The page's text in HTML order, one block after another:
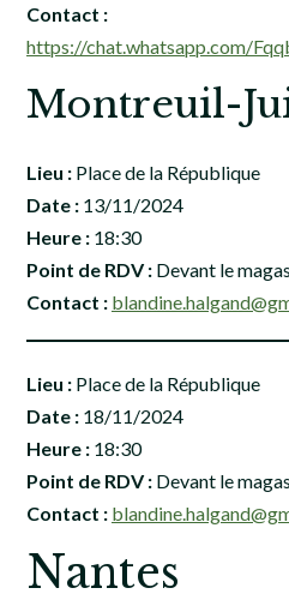
Contact :
https://chat.whatsapp.com/
Montreuil-
Lieu : Place de la République
Date : 13/11/2024
Heure : 18:30
Point de RDV : Devant le
Contact :
Lieu : Place de la République
Date : 18/11/2024
Heure : 18:30
Point de RDV : Devant le
Contact :
Nantes